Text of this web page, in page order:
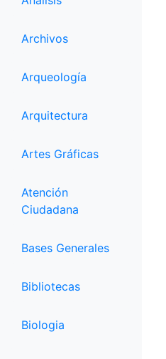
Archivos
Arqueología
Arquitectura
Artes Gráficas
Atención
Ciudadana
Bases Generales
Bibliotecas
Biologia